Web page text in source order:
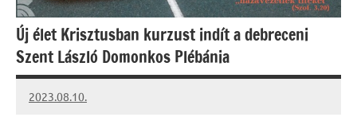
Új élet Krisztusban kurzust indít a debreceni
Szent László Domonkos Plébánia
2023.08.10.
kovacs.agi